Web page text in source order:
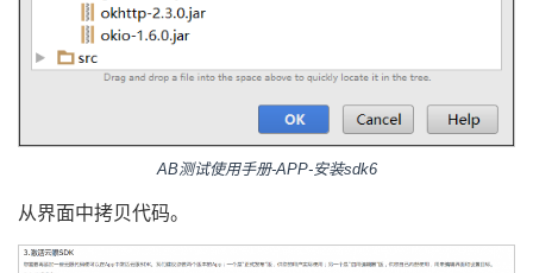
AB测试使用手册-APP-安装sdk6
从界面中拷贝代码。